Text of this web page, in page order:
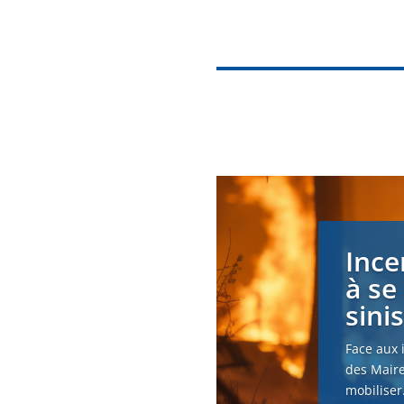
à
Face
des